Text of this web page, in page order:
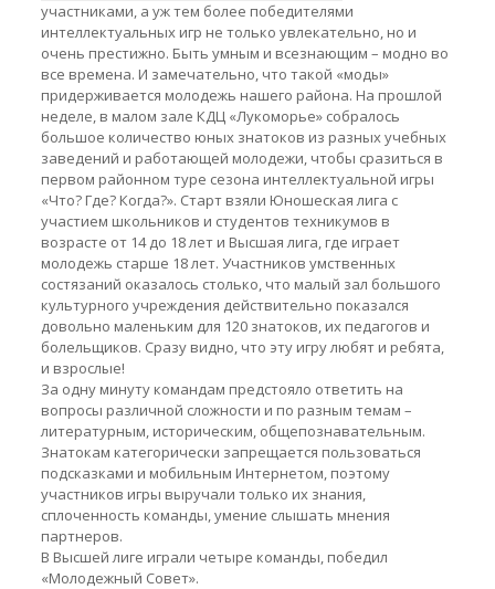
участниками, а уж тем более победителями
интеллектуальных игр не только увлекательно, но и
очень престижно. Быть умным и всезнающим – модно во
все времена. И замечательно, что такой «моды»
придерживается молодежь нашего района. На прошлой
неделе, в малом зале КДЦ «Лукоморье» собралось
большое количество юных знатоков из разных учебных
заведений и работающей молодежи, чтобы сразиться в
первом районном туре сезона интеллектуальной игры
«Что? Где? Когда?». Старт взяли Юношеская лига с
участием школьников и студентов техникумов в
возрасте от 14 до 18 лет и Высшая лига, где играет
молодежь старше 18 лет. Участников умственных
состязаний оказалось столько, что малый зал большого
культурного учреждения действительно показался
довольно маленьким для 120 знатоков, их педагогов и
болельщиков. Сразу видно, что эту игру любят и ребята,
и взрослые!
За одну минуту командам предстояло ответить на
вопросы различной сложности и по разным темам –
литературным, историческим, общепознавательным.
Знатокам категорически запрещается пользоваться
подсказками и мобильным Интернетом, поэтому
участников игры выручали только их знания,
сплоченность команды, умение слышать мнения
партнеров.
В Высшей лиге играли четыре команды, победил
«Молодежный Совет».